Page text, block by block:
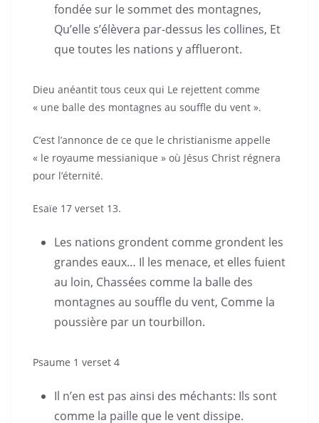
fondée sur le sommet des montagnes,
Qu’elle s’élèvera par-dessus les collines, Et
que toutes les nations y afflueront.
Dieu anéantit tous ceux qui Le rejettent comme
« une balle des montagnes au souffle du vent ».
C’est l’annonce de ce que le christianisme appelle
« le royaume messianique » où Jésus Christ régnera
pour l’éternité.
Esaïe 17 verset 13.
Les nations grondent comme grondent les
grandes eaux… Il les menace, et elles fuient
au loin, Chassées comme la balle des
montagnes au souffle du vent, Comme la
poussière par un tourbillon.
Psaume 1 verset 4
Il n’en est pas ainsi des méchants: Ils sont
comme la paille que le vent dissipe.